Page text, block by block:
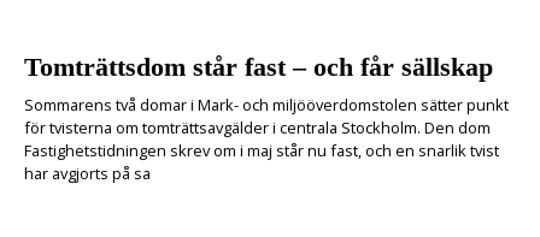
Tomträttsdom står fast – och får sällskap
Sommarens två domar i Mark- och miljööverdomstolen sätter punkt
för tvisterna om tomträttsavgälder i centrala Stockholm. Den dom
Fastighetstidningen skrev om i maj står nu fast, och en snarlik tvist
har avgjorts på sa